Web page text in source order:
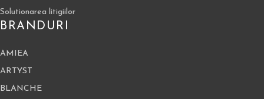
Solutionarea litigiilor
BRANDURI
AMIEA
ARTYST
BLANCHE